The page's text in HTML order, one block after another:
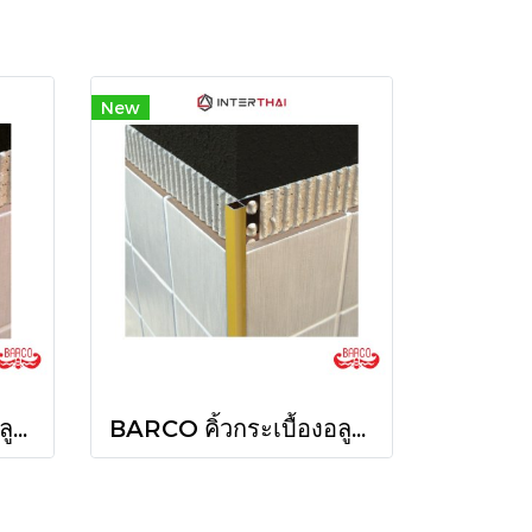
BARCO คิ้วกระเบื้องอลูมิเนียม โค้ง ยาว 2 เมตร
New
BARCO คิ้วกระเบื้องอลูมิเนียม เหลี่ยม ยาว 2 เมตร